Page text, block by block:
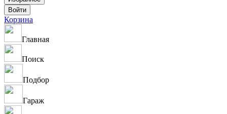
Корзина
Главная
Поиск
Подбор
Гараж